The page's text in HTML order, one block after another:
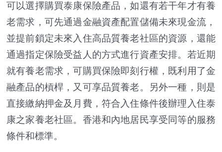
可以選擇購買泰康保險產品，如還有若干年才有養
老需求，可先通過金融資產配置儲備未來現金流，
並提前鎖定未來入住高品質養老社區的資源，還能
通過指定保險受益人的方式進行資產安排。若近期
就有養老需求，可購買保險即刻行權，既利用了金
融產品的槓桿，又可享品質養老。另外一種，則是
直接繳納押金及月費，符合入住條件後辦理入住泰
康之家養老社區。香港和內地居民享受同等的服務
條件和標準。